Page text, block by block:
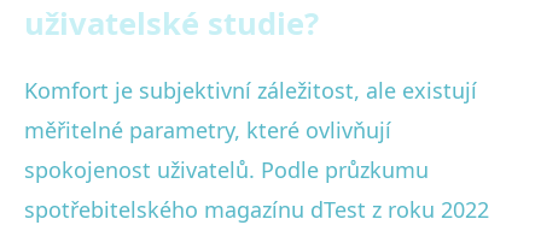
uživatelské studie?
Komfort je subjektivní záležitost, ale existují
měřitelné parametry, které ovlivňují
spokojenost uživatelů. Podle průzkumu
spotřebitelského magazínu dTest z roku 2022